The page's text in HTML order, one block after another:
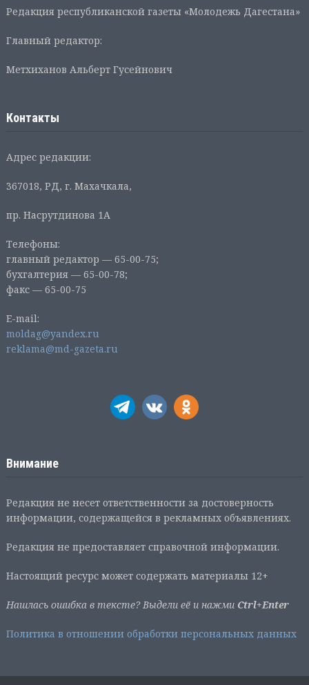
Редакция республиканской газеты «Молодежь Дагестана»
Главный редактор:
Метхиханов Альберт Гусейнович
Контакты
Адрес редакции:
367018, РД, г. Махачкала,
пр. Насрутдинова 1А
Телефоны:
главный редактор — 65-00-75;
бухгалтерия — 65-00-78;
факс — 65-00-75
E-mail:
moldag@yandex.ru
reklama@md-gazeta.ru
Внимание
Редакция не несет ответственности за достоверность
информации, содержащейся в рекламных объявлениях.
Редакция не предоставляет справочной информации.
Настоящий ресурс может содержать материалы 12+
Нашлась ошибка в тексте? Выдели её и нажми Ctrl+Enter
Политика в отношении обработки персональных данных